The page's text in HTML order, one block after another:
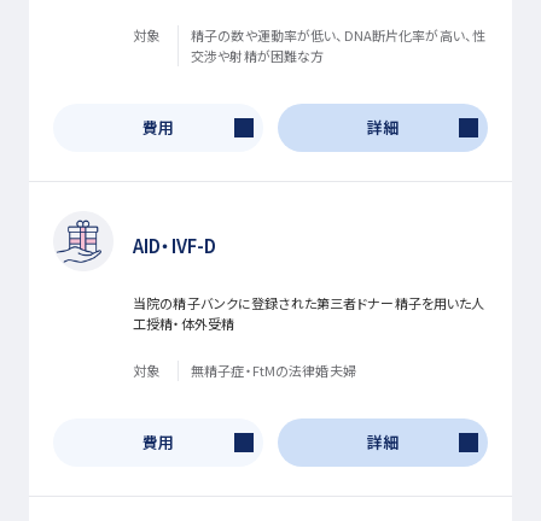
対象
精子の数や運動率が低い、DNA断片化率が高い、性
交渉や射精が困難な方
費用 詳細
AID・IVF-D
当院の精子バンクに登録された第三者ドナー精子を用いた人
工授精・体外受精
対象 無精子症・FtMの法律婚夫婦
費用 詳細